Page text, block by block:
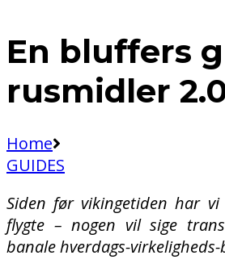
En bluffers
rusmidler
Home
GUIDES
Siden før vikingetiden har
flygte – nogen vil sige
banale hverdags-virkeligheds-